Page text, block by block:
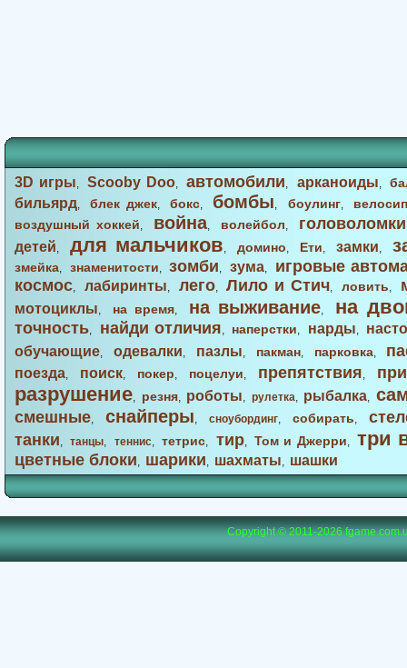
3D игры,Scooby Doo,автомобили, арканоиды,
бильярд,блек джек,бокс, бомбы, боулинг,
воздушный хоккей, война, волейбол, головоломки
детей, для мальчиков, домино, Ети, замки,
змейка, знаменитости,зомби, зума,
игровые
космос, лабиринты, лего,Лило и Стич,ловить,
мотоциклы, на время, на выживание, на
точность, найди отличия, наперстки, нарды,
обучающие, одевалки, пазлы, пакман, парковка,
поезда, поиск, покер, поцелуи, препятствия,
разрушение, резня, роботы, рулетка, рыбалка,
смешные, снайперы, сноубординг, собирать,
танки,танцы, теннис,тетрис, тир,Том и Джерри, три
цветные блоки, шарики, шахматы, шашки
Copyright © 2011-2026